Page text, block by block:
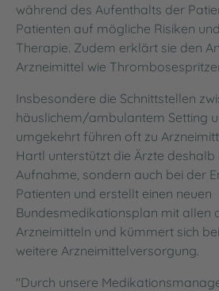
während des Aufenthalts der
Patienten auf mögliche Risiken
Therapie. Zudem erklärt sie den
Arzneimittel wie
Insbesondere die Schnittstellen
häuslichem/ambulantem Setting
umgekehrt führen oft zu
Hartl unterstützt die Ärzte deshalb
Aufnahme, sondern auch bei der
Patienten und erstellt einen neuen
Bundesmedikationsplan mit allen
Arzneimitteln und kümmert sich
weitere Arzneimittelversorgung.
"Durch unsere